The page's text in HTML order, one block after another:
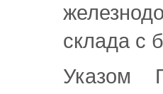
склада с
Указом